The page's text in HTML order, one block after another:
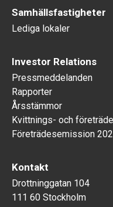
Samhällsfastigheter
Lediga lokaler
Investor Relations
Pressmeddelanden
Rapporter
Årsstämmor
Kvittnings- och
Företrädesemission
Kontakt
Drottninggatan 104
111 60 Stockholm